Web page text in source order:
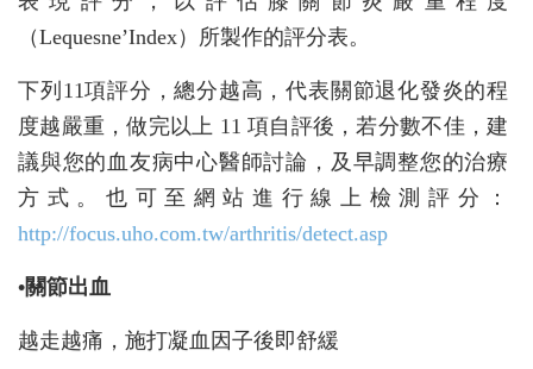
（Lequesne’Index）所製作的評分表。
下列11項評分，總分越高，代表關節退化發炎的程
度越嚴重，做完以上 11 項自評後，若分數不佳，建
議與您的血友病中心醫師討論，及早調整您的治療
方式。也可至網站進行線上檢測評分：
http://focus.uho.com.tw/arthritis/detect.asp
•關節出血
越走越痛，施打凝血因子後即舒緩